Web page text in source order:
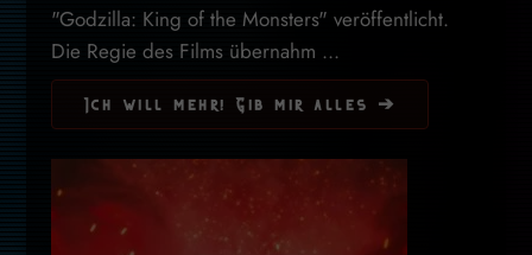
"Godzilla: King of the Monsters" veröffentlicht.
Die Regie des Films übernahm ...
Ich will mehr! Gib mir alles ➔